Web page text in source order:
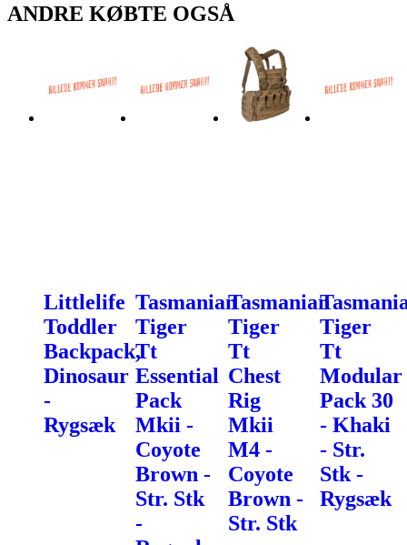
ANDRE KØBTE OGSÅ
Littlelife
Toddler
Backpack,
Dinosaur
-
Rygsæk
Tasmanian
Tiger
Tt
Essential
Pack
Mkii -
Coyote
Brown -
Str. Stk
-
Tasmanian
Tiger
Tt
Chest
Rig
Mkii
M4 -
Coyote
Brown -
Str. Stk
Tiger
Tt
Modular
Pack 30
- Khaki
- Str.
Stk -
Rygsæk